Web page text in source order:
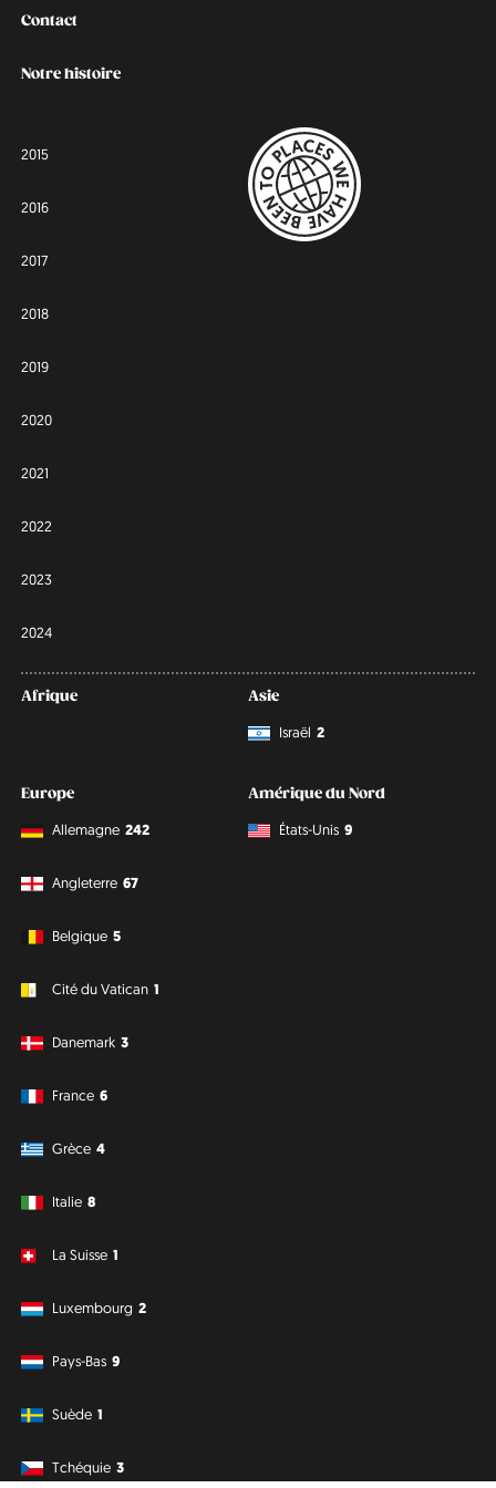
Contact
Notre histoire
2015
2016
2017
2018
2019
2020
2021
2022
2023
2024
Afrique
Asie
Israël 2
Europe
Allemagne 242
Angleterre 67
Belgique 5
Cité du Vatican 1
Danemark 3
France 6
Grèce 4
Italie 8
La Suisse 1
Luxembourg 2
Pays-Bas 9
Suède 1
Tchéquie 3
Amérique du Nord
États-Unis 9